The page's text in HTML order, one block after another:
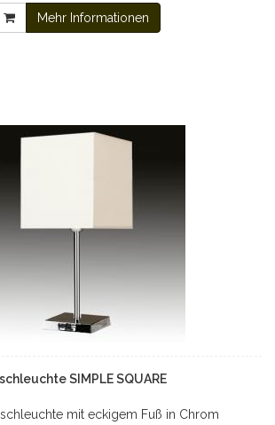
Mehr Informationen
SIMPLE SQUARE
mit eckigem Fuß in Chrom